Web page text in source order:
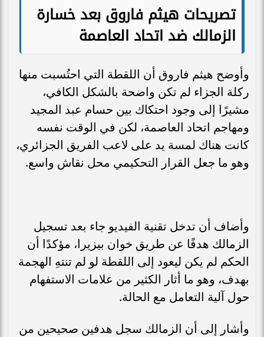
تصريحات هيثم فاروق بعد خسارة
الزمالك ضد اتحاد العاصمة
وأوضح هيثم فاروق أن اللقطة التي احتُسبت منها
ركلة الجزاء لم تكن واضحة بالشكل الكافي،
مشيرًا إلى وجود احتكاك بين حسام عبد المجيد
ومهاجم اتحاد العاصمة، لكن في الوقت نفسه
كانت هناك لمسة يد على لاعب الفريق الجزائري،
وهو ما جعل القرار التحكيمي محل نقاش واسع.
وأضاف أن تدخل تقنية الفيديو جاء بعد تسجيل
الزمالك هدفًا عن طريق خوان بيزيرا، مؤكدًا أن
الحكم لم يكن ليعود إلى اللقطة لو لم تنتهِ الهجمة
بهدف، وهو ما أثار الكثير من علامات الاستفهام
حول آلية التعامل مع الحالة.
وأشار إلى أن الزمالك سجل هدفين صحيحين من